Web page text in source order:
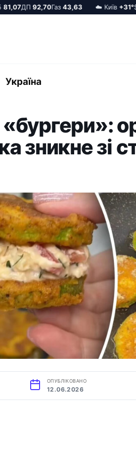
ДП92,70Газ43,63 ☁️ Київ+31°$
Україна
зникне зі
ОПУБЛІКОВАНО
12.06.2026